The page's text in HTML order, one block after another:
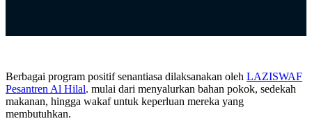
Berbagai program positif senantiasa dilaksanakan oleh LAZISWAF
Pesantren Al Hilal. mulai dari menyalurkan bahan pokok, sedekah
makanan, hingga wakaf untuk keperluan mereka yang
membutuhkan.